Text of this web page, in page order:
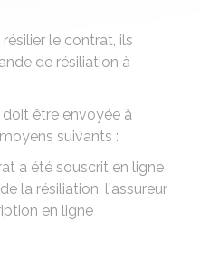
le contrat, ils
de résiliation à
être envoyée à
suivants :
a été souscrit en ligne
la résiliation, l'assureur
en ligne